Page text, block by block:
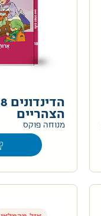
הצהריים
מנוחה פוקס